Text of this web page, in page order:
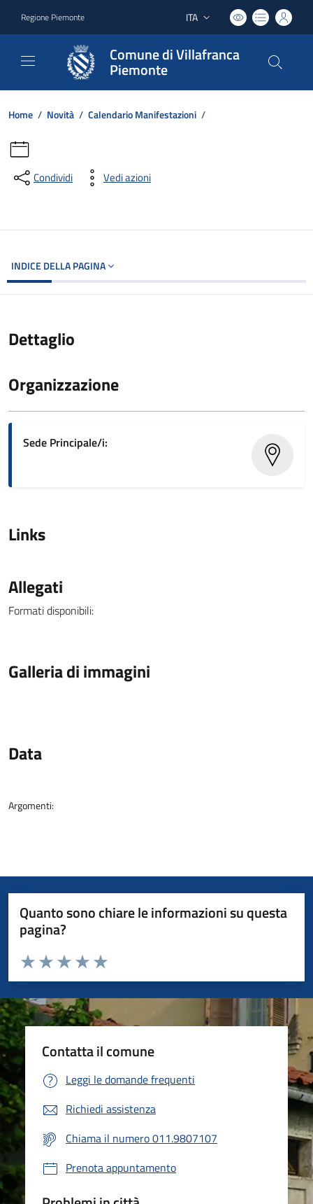
Regione Piemonte Lingua attiva:
ITA
Comune di Villafranca
Piemonte
Home / Novità / Calendario Manifestazioni /
Condividi Vedi azioni
INDICE DELLA PAGINA
Dettaglio
Organizzazione
Sede Principale/i:
Links
Allegati
Formati disponibili:
Galleria di immagini
Data
Argomenti:
Quanto sono chiare le informazioni su questa
pagina?
Valuta da 1 a 5 stelle la pagina
Valuta 5 stelle su 5
Valuta 4 stelle su 5
Valuta 3 stelle su 5
Valuta 2 stelle su 5
Valuta 1 stelle su 5
Contatta il comune
Leggi le domande frequenti
Richiedi assistenza
Chiama il numero 011.9807107
Prenota appuntamento